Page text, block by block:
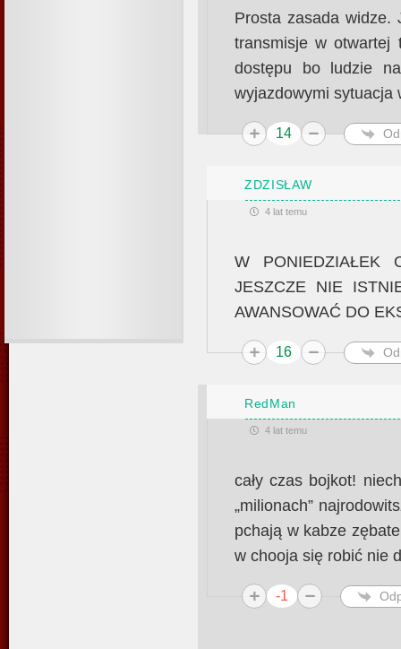
Prosta zasada widze.
transmisje w
dostępu bo ludzie
wyjazdowymi sytuacja
14
ZDZISŁAW
4 lat temu
W PONIEDZIAŁEK
JESZCZE NIE
AWANSOWAĆ DO
16
RedMan
4 lat temu
cały czas bojkot!
„milionach”
pchają w kabze
w chooja się robić nie
-1